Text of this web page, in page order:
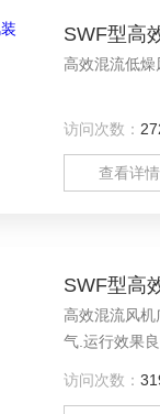
SWF型高
高效混流低
访问次数：
查看详情
SWF型高
高效混流风
气.运行效果
访问次数：